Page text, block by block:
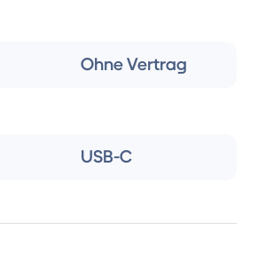
Ohne Vertrag
USB-C